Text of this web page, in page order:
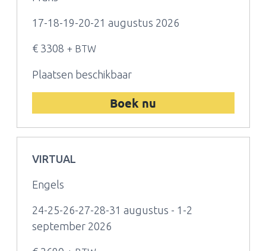
17-18-19-20-21 augustus 2026
€ 3308 + BTW
Plaatsen beschikbaar
Boek nu
VIRTUAL
Engels
24-25-26-27-28-31 augustus - 1-2
september 2026